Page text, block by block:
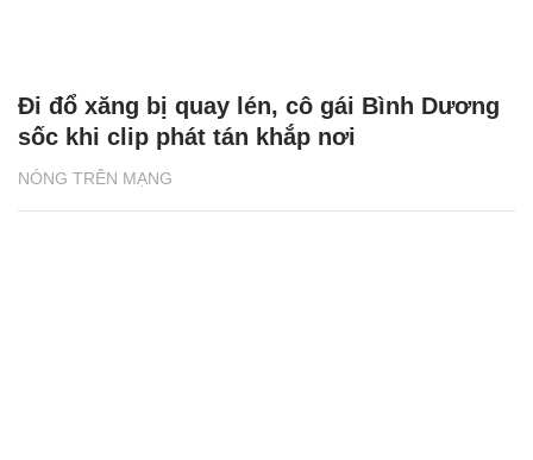
NÓNG TRÊN MẠNG
Đi đổ xăng bị quay lén, cô gái Bình Dương
sốc khi clip phát tán khắp nơi